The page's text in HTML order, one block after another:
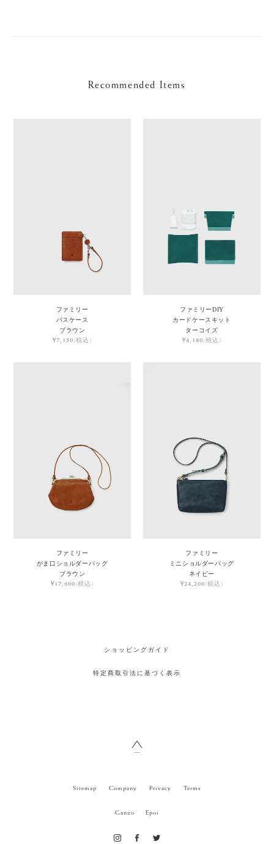
Recommended Items
ファミリー
パスケース
ブラウン
¥7,150(税込)
ファミリーDIY
カードケースキット
ターコイズ
¥4,180(税込)
ファミリー
がま口ショルダーバッグ
ブラウン
¥17,600(税込)
ファミリー
ミニショルダーバッグ
ネイビー
¥24,200(税込)
ショッピングガイド
特定商取引法に基づく表示
Sitemap Company Privacy Terms
Ganzo Epoi